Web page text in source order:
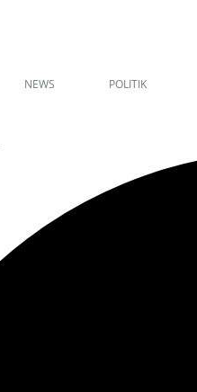
NEWS POLITIK